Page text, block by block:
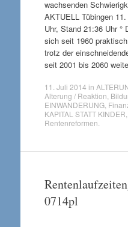
wachsenden
AKTUELL Tübingen
Uhr, Stand 21:36 Uhr °
sich seit 1960
trotz der
seit 2001 bis 2060
11. Juli 2014 in
Alterung / Reaktion
EINWANDERUNG,
KAPITAL STATT KINDER
Rentenreformen
0714pl